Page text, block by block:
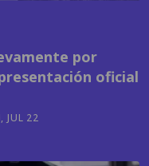
oficial
JUL 22